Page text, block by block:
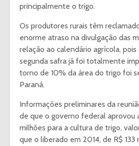
principalmente o trigo.
Os produtores rurais têm
enorme atraso na divulgação das
relação ao calendário agrícola,
segunda safra já foi totalmente
torno de 10% da área do trigo foi
Paraná.
Informações preliminares da
de que o governo federal aprovou
milhões para a cultura de trigo,
que o liberado em 2014, de R$ 133